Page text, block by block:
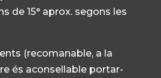
de 15° aprox. segons les
(recomanable, a la
és aconsellable portar-